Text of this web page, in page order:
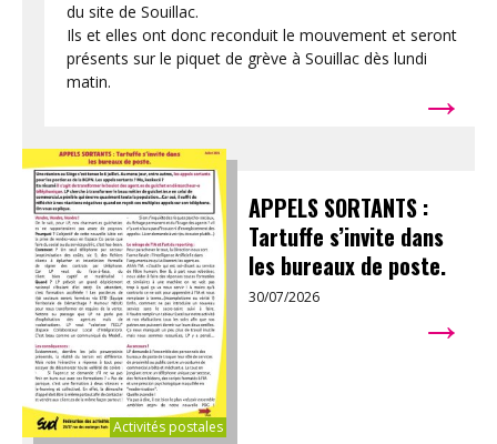
du site de Souillac.
Ils et elles ont donc reconduit le mouvement et seront
présents sur le piquet de grève à Souillac dès lundi
matin.
→
Activités postales
APPELS SORTANTS :
Tartuffe s’invite dans
les bureaux de poste.
30/07/2026 →